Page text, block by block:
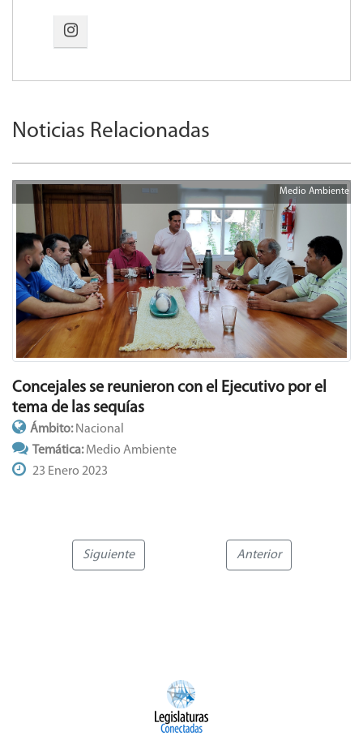
Noticias Relacionadas
Medio Ambiente
Concejales se reunieron con el Ejecutivo por el
tema de las sequías
Ámbito: Nacional
Temática:Medio Ambiente
23 Enero 2023
Siguiente Anterior